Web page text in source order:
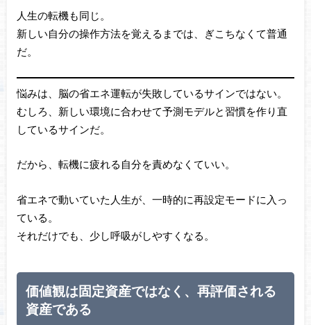
人生の転機も同じ。
新しい自分の操作方法を覚えるまでは、ぎこちなくて普通
だ。
悩みは、脳の省エネ運転が失敗しているサインではない。
むしろ、新しい環境に合わせて予測モデルと習慣を作り直
しているサインだ。
だから、転機に疲れる自分を責めなくていい。
省エネで動いていた人生が、一時的に再設定モードに入っ
ている。
それだけでも、少し呼吸がしやすくなる。
価値観は固定資産ではなく、再評価される
資産である